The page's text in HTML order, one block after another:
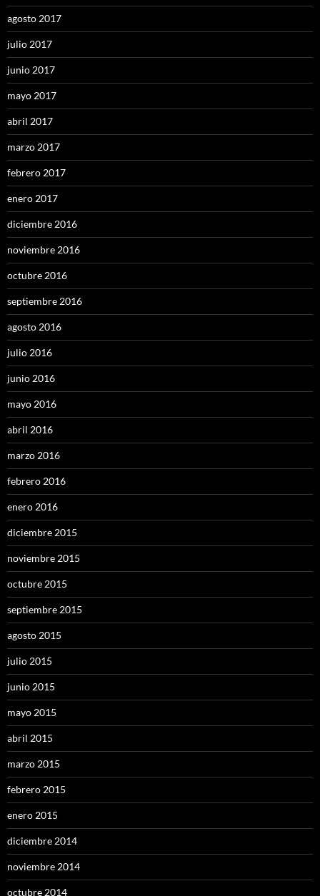
agosto 2017
julio 2017
junio 2017
mayo 2017
abril 2017
marzo 2017
febrero 2017
enero 2017
diciembre 2016
noviembre 2016
octubre 2016
septiembre 2016
agosto 2016
julio 2016
junio 2016
mayo 2016
abril 2016
marzo 2016
febrero 2016
enero 2016
diciembre 2015
noviembre 2015
octubre 2015
septiembre 2015
agosto 2015
julio 2015
junio 2015
mayo 2015
abril 2015
marzo 2015
febrero 2015
enero 2015
diciembre 2014
noviembre 2014
octubre 2014